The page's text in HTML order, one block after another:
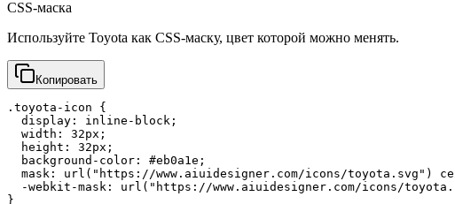
CSS-маска
Используйте Toyota как CSS-маску, цвет которой можно менять.
Копировать
.toyota-icon {
  display: inline-block;
  width: 32px;
  height: 32px;
  background-color: #eb0a1e;
mask: url("https://www.aiuidesigner.com/icons/toyota.svg")
-webkit-mask: url("https://www.aiuidesigner.com/icons/
}